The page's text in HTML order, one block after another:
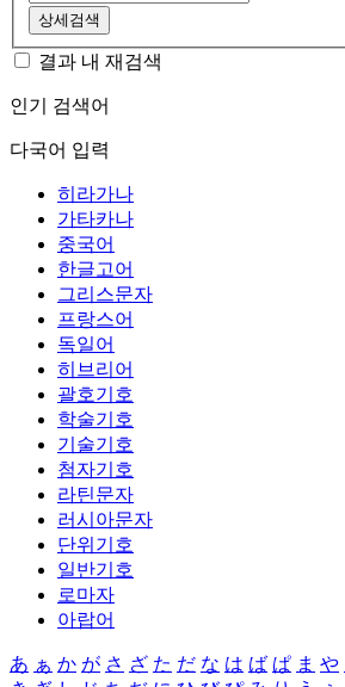
상세검색
결과 내 재검색
인기 검색어
다국어 입력
히라가나
가타카나
중국어
한글고어
그리스문자
프랑스어
독일어
히브리어
괄호기호
학술기호
기술기호
첨자기호
라틴문자
러시아문자
단위기호
일반기호
로마자
아랍어
あ ぁ か が さ ざ た だ な は ば ぱ ま や